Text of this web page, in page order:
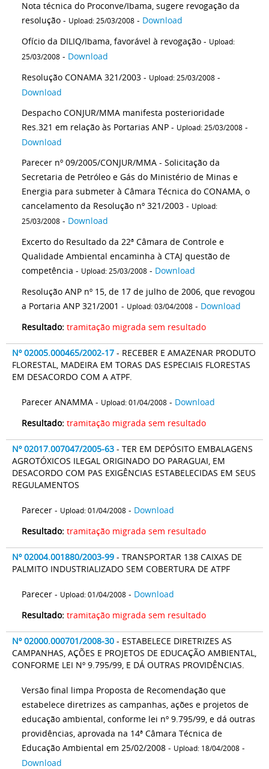
Nota técnica do Proconve/Ibama, sugere revogação da
resolução - Upload: 25/03/2008 - Download
Ofício da DILIQ/Ibama, favorável à revogação - Upload:
25/03/2008 - Download
Resolução CONAMA 321/2003 - Upload: 25/03/2008 -
Download
Despacho CONJUR/MMA manifesta posterioridade
Res.321 em relação às Portarias ANP - Upload: 25/03/2008 -
Download
Parecer nº 09/2005/CONJUR/MMA - Solicitação da
Secretaria de Petróleo e Gás do Ministério de Minas e
Energia para submeter à Câmara Técnica do CONAMA, o
cancelamento da Resolução nº 321/2003 - Upload:
25/03/2008 - Download
Excerto do Resultado da 22ª Câmara de Controle e
Qualidade Ambiental encaminha à CTAJ questão de
competência - Upload: 25/03/2008 - Download
Resolução ANP nº 15, de 17 de julho de 2006, que revogou
a Portaria ANP 321/2001 - Upload: 03/04/2008 - Download
Resultado: tramitação migrada sem resultado
Nº 02005.000465/2002-17 - RECEBER E AMAZENAR PRODUTO
FLORESTAL, MADEIRA EM TORAS DAS ESPECIAIS FLORESTAS
EM DESACORDO COM A ATPF.
Parecer ANAMMA - Upload: 01/04/2008 - Download
Resultado: tramitação migrada sem resultado
Nº 02017.007047/2005-63 - TER EM DEPÓSITO EMBALAGENS
AGROTÓXICOS ILEGAL ORIGINADO DO PARAGUAI, EM
DESACORDO COM PAS EXIGÊNCIAS ESTABELECIDAS EM SEUS
REGULAMENTOS
Parecer - Upload: 01/04/2008 - Download
Resultado: tramitação migrada sem resultado
Nº 02004.001880/2003-99 - TRANSPORTAR 138 CAIXAS DE
PALMITO INDUSTRIALIZADO SEM COBERTURA DE ATPF
Parecer - Upload: 01/04/2008 - Download
Resultado: tramitação migrada sem resultado
Nº 02000.000701/2008-30 - ESTABELECE DIRETRIZES AS
CAMPANHAS, AÇÕES E PROJETOS DE EDUCAÇÃO AMBIENTAL,
CONFORME LEI Nº 9.795/99, E DÁ OUTRAS PROVIDÊNCIAS.
Versão final limpa Proposta de Recomendação que
estabelece diretrizes as campanhas, ações e projetos de
educação ambiental, conforme lei nº 9.795/99, e dá outras
providências, aprovada na 14ª Câmara Técnica de
Educação Ambiental em 25/02/2008 - Upload: 18/04/2008 -
Download